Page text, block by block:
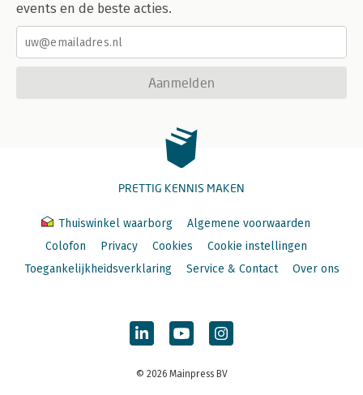
events en de beste acties.
Aanmelden
PRETTIG KENNIS MAKEN
Thuiswinkel waarborg
Algemene voorwaarden
Colofon
Privacy Cookies
Cookie instellingen
Toegankelijkheidsverklaring
Service & Contact Over ons
© 2026 Mainpress BV